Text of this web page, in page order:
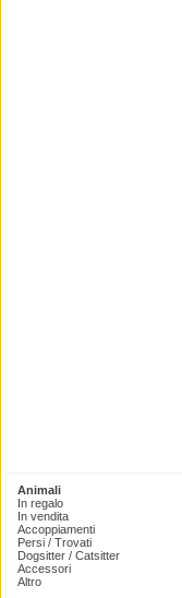
Animali
In regalo
In vendita
Accoppiamenti
Persi / Trovati
Dogsitter / Catsitter
Accessori
Altro